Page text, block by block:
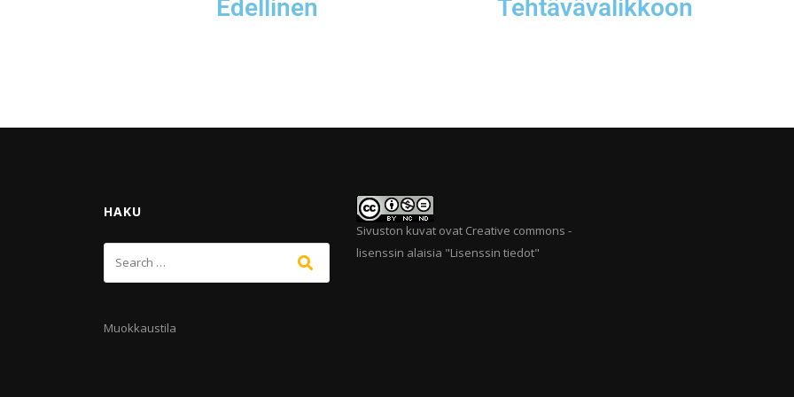
Edellinen Tehtävävalikkoon
HAKU
Muokkaustila
Sivuston kuvat ovat Creative commons -
lisenssin alaisia "Lisenssin tiedot"